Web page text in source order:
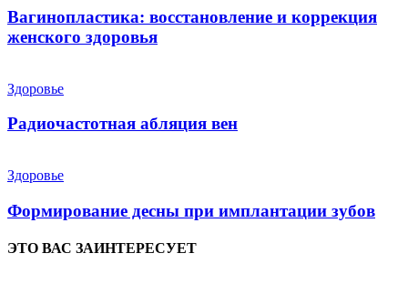
Вагинопластика: восстановление и коррекция
женского здоровья
Здоровье
Радиочастотная абляция вен
Здоровье
Формирование десны при имплантации зубов
ЭТО ВАС ЗАИНТЕРЕСУЕТ